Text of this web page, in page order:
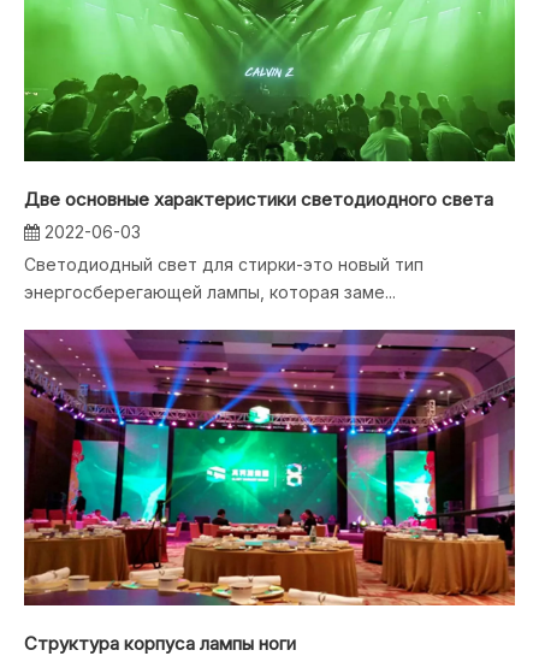
Две основные характеристики светодиодного света
2022-06-03
Светодиодный свет для стирки-это новый тип
энергосберегающей лампы, которая заме...
Структура корпуса лампы ноги